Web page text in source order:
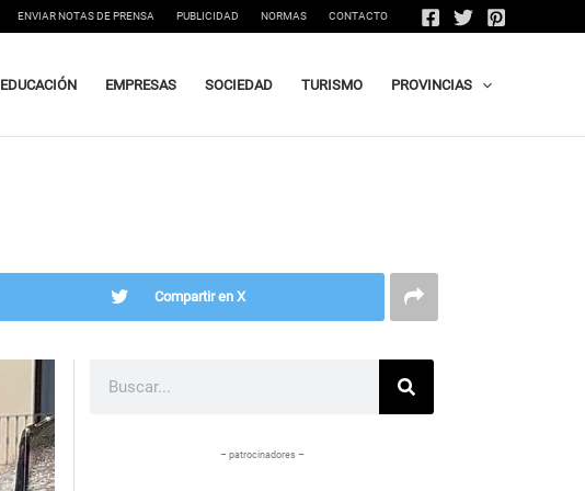
ENVIAR NOTAS DE PRENSA PUBLICIDAD NORMAS CONTACTO
EDUCACIÓN EMPRESAS SOCIEDAD TURISMO PROVINCIAS
Compartir en X
– patrocinadores –